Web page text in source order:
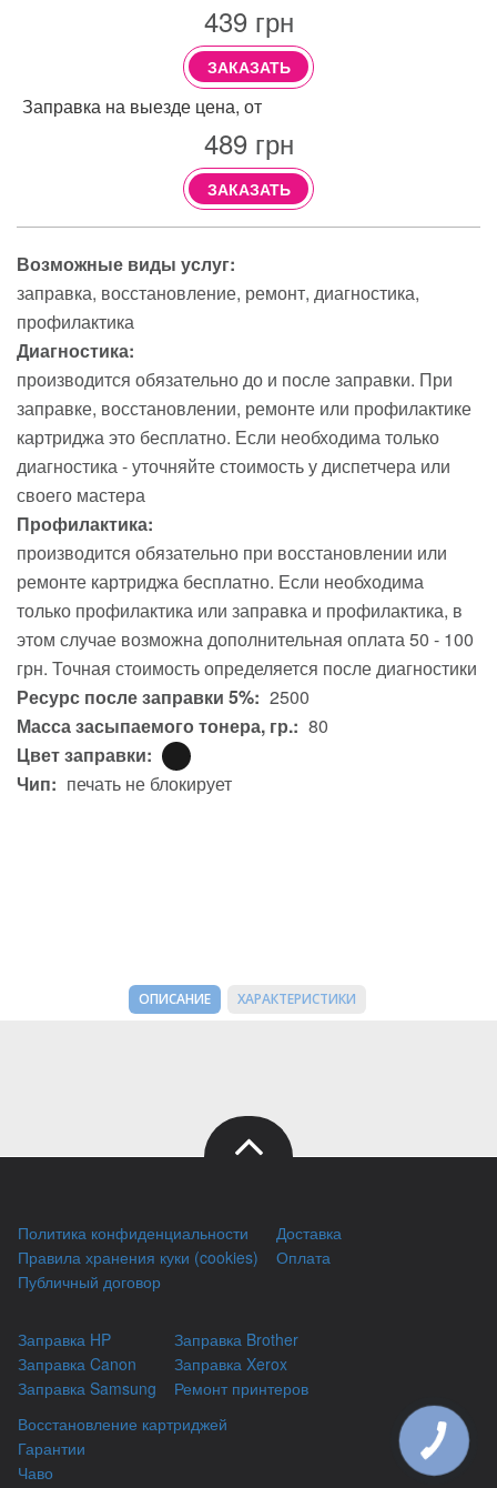
439грн
ЗАКАЗАТЬ
Заправка на выезде цена, от
489грн
ЗАКАЗАТЬ
Возможные виды услуг:
заправка восстановление ремонт диагностика
профилактика
Диагностика:
производится обязательно до и после заправки. При
заправке, восстановлении, ремонте или профилактике
картриджа это бесплатно. Если необходима только
диагностика - уточняйте стоимость у диспетчера или
своего мастера
Профилактика:
производится обязательно при восстановлении или
ремонте картриджа бесплатно. Если необходима
только профилактика или заправка и профилактика, в
этом случае возможна дополнительная оплата 50 - 100
грн. Точная стоимость определяется после диагностики
Ресурс после заправки 5%: 2500
Масса засыпаемого тонера, гр.: 80
Цвет заправки:
Чип: печать не блокирует
ОПИСАНИЕ ХАРАКТЕРИСТИКИ
Политика конфиденциальности
Правила хранения куки (cookies)
Публичный договор
Доставка
Оплата
Заправка HP
Заправка Canon
Заправка Samsung
Заправка Brother
Заправка Xerox
Ремонт принтеров
Восстановление картриджей
Гарантии
Чаво